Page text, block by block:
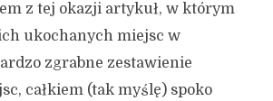
z tej okazji artykuł, w którym
ukochanych miejsc w
zgrabne zestawienie
całkiem (tak myślę) spoko